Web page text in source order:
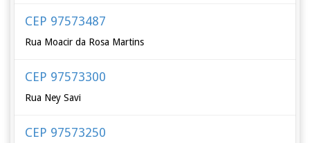
CEP 97573487
Rua Moacir da Rosa Martins
CEP 97573300
Rua Ney Savi
CEP 97573250